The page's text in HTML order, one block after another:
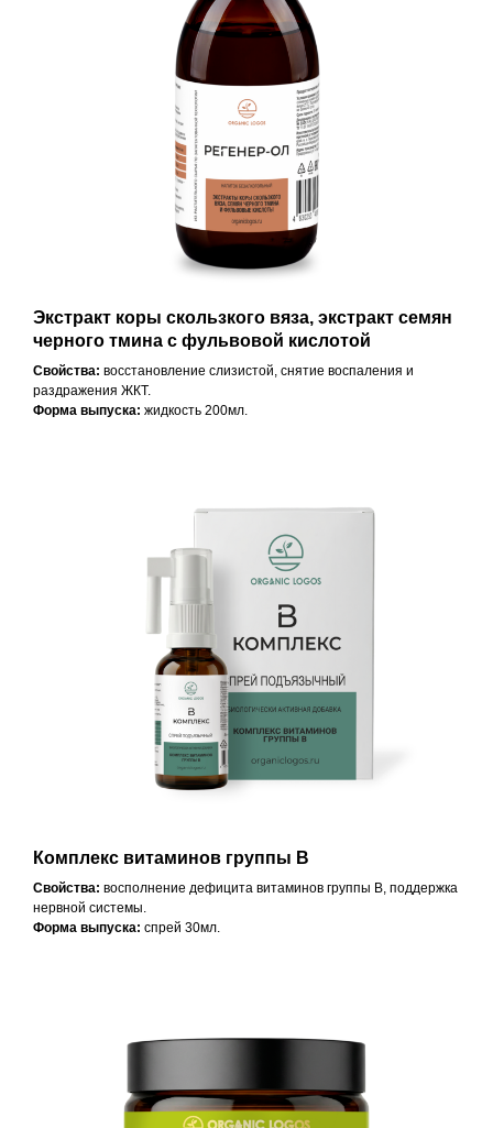
Экстракт коры скользкого вяза, экстракт семян
черного тмина с фульвовой кислотой
Свойства: восстановление слизистой, снятие воспаления и
раздражения ЖКТ.
Форма выпуска: жидкость 200мл.
Комплекс витаминов группы В
Свойства: восполнение дефицита витаминов группы В, поддержка
нервной системы.
Форма выпуска: спрей 30мл.